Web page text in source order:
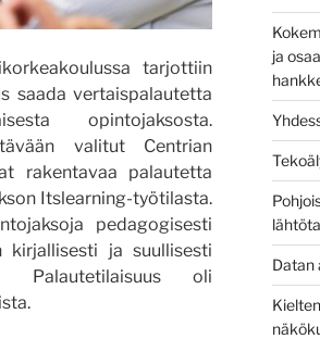
tarjottiin
saada vertaispalautetta
opintojaksosta.
valitut Centrian
rakentavaa palautetta
Itslearning-työtilasta.
pedagogisesti
kirjallisesti ja suullisesti
Palautetilaisuus oli
ja
Datan